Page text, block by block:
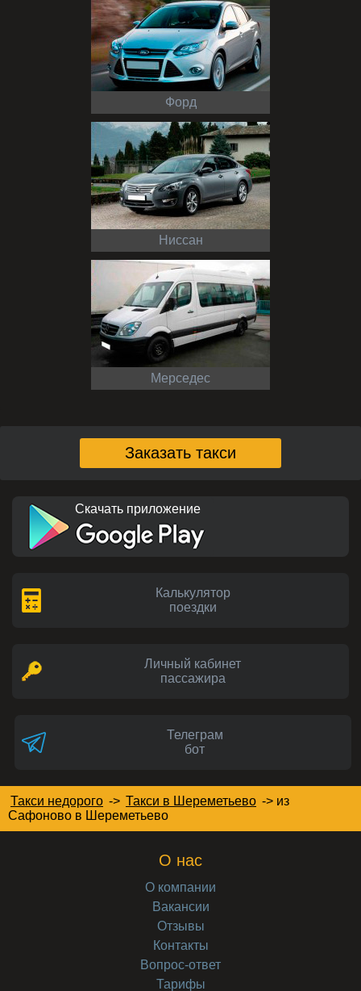
Форд
Ниссан
Мерседес
Заказать такси
Скачать приложение
Калькулятор
поездки
Личный кабинет
пассажира
Телеграм
бот
Такси недорого -> Такси в Шереметьево -> из
Сафоново в Шереметьево
О нас
О компании
Вакансии
Отзывы
Контакты
Вопрос-ответ
Тарифы